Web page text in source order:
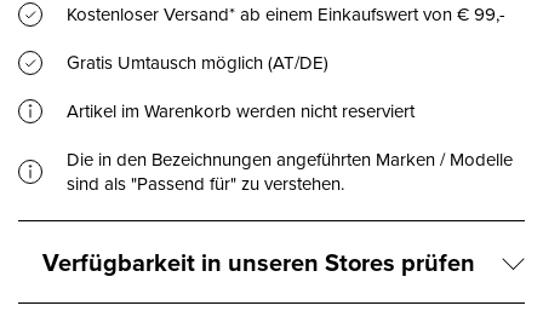
Kostenloser Versand* ab einem Einkaufswert von € 99,-
Gratis Umtausch möglich (AT/DE)
Artikel im Warenkorb werden nicht reserviert
Die in den Bezeichnungen angeführten Marken / Modelle
sind als "Passend für" zu verstehen.
Verfügbarkeit in unseren Stores prüfen